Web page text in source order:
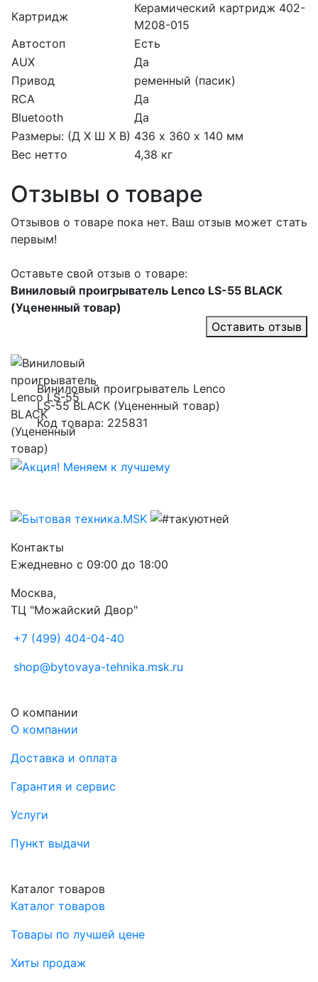
Картридж
Керамический картридж 402-
M208-015
Автостоп
Есть
AUX
Да
Привод
ременный (пасик)
RCA
Да
Bluetooth
Да
Размеры: (Д X Ш X В) 436 х 360 х 140 мм
Вес нетто
4,38 кг
Отзывы о товаре
Отзывов о товаре пока нет. Ваш отзыв может стать
первым!
Оставьте свой отзыв о товаре:
Виниловый проигрыватель Lenco LS-55 BLACK
(Уцененный товар)
Оставить отзыв
Виниловый проигрыватель Lenco
LS-55 BLACK (Уцененный товар)
Код товара: 225831
Контакты
Ежедневно с 09:00 до 18:00
Москва,
ТЦ "Можайский Двор"
+7 (499) 404-04-40
shop@bytovaya-tehnika.msk.ru
О компании
О компании
Доставка и оплата
Гарантия и сервис
Услуги
Пункт выдачи
Каталог товаров
Каталог товаров
Товары по лучшей цене
Хиты продаж